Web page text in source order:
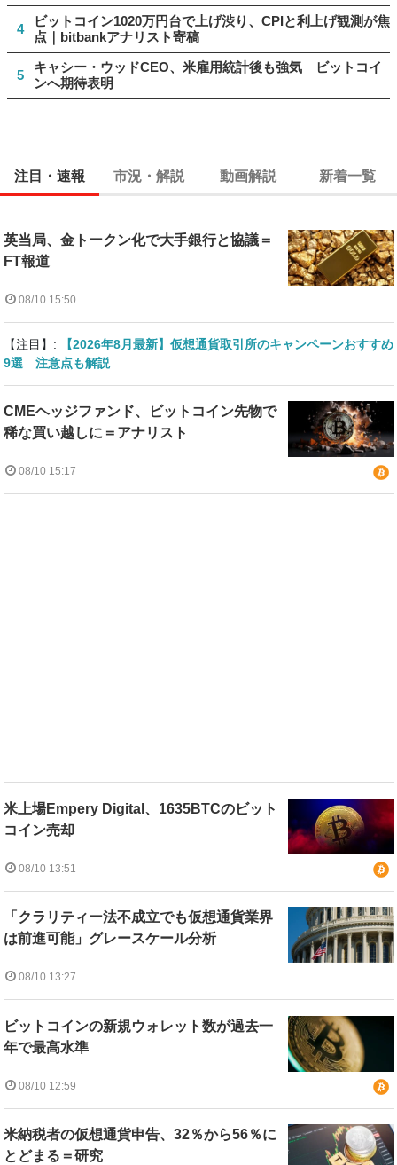
4
ビットコイン1020万円台で上げ渋り、CPIと利上げ観測が焦
点｜bitbankアナリスト寄稿
5
キャシー・ウッドCEO、米雇用統計後も強気 ビットコイ
ンへ期待表明
注目・速報 市況・解説 動画解説 新着一覧
英当局、金トークン化で大手銀行と協議＝
FT報道
08/10 15:50
【注目】:
【2026年8月最新】仮想通貨取引所のキャンペーンおすすめ
9選 注意点も解説
CMEヘッジファンド、ビットコイン先物で
稀な買い越しに＝アナリスト
08/10 15:17
米上場Empery Digital、1635BTCのビット
コイン売却
08/10 13:51
「クラリティー法不成立でも仮想通貨業界
は前進可能」グレースケール分析
08/10 13:27
ビットコインの新規ウォレット数が過去一
年で最高水準
08/10 12:59
米納税者の仮想通貨申告、32％から56％に
とどまる＝研究